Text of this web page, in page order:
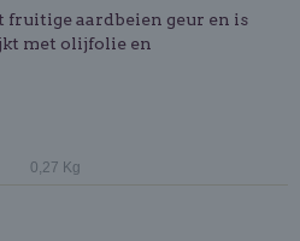
fruitige aardbeien geur en is
met olijfolie en
0,27 Kg